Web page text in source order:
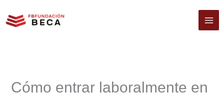
Cómo entrar laboralmente en